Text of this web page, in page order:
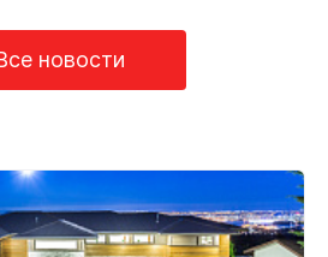
новости